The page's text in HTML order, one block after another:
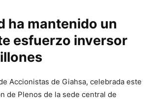
ha mantenido un
esfuerzo inversor
Accionistas de Giahsa, celebrada este
de Plenos de la sede central de